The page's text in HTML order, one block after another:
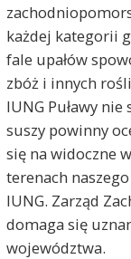
każdej kategorii
fale upałów
zbóż i innych
IUNG Puławy
suszy powinny
się na widoczne
terenach
IUNG. Zarząd
domaga się
województwa.